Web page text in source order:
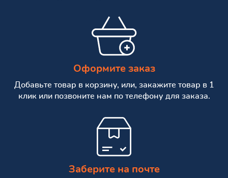
Оформите заказ
Добавьте товар в корзину, или, закажите товар в 1
клик или позвоните нам по телефону для заказа.
Заберите на почте